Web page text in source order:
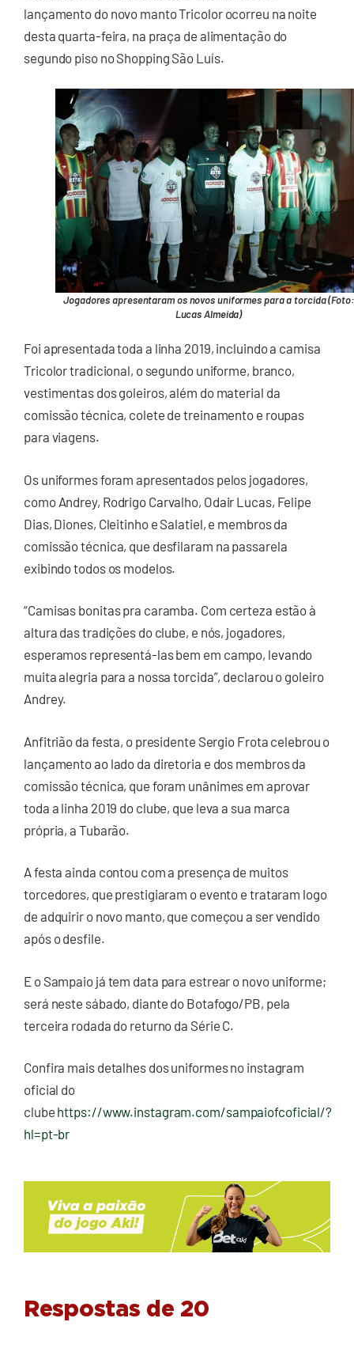
lançamento do novo manto Tricolor ocorreu na noite
desta quarta-feira, na praça de alimentação do
segundo piso no Shopping São Luís.
Jogadores apresentaram os novos uniformes para a torcida (Foto:
Lucas Almeida)
Foi apresentada toda a linha 2019, incluindo a camisa
Tricolor tradicional, o segundo uniforme, branco,
vestimentas dos goleiros, além do material da
comissão técnica, colete de treinamento e roupas
para viagens.
Os uniformes foram apresentados pelos jogadores,
como Andrey, Rodrigo Carvalho, Odair Lucas, Felipe
Dias, Diones, Cleitinho e Salatiel, e membros da
comissão técnica, que desfilaram na passarela
exibindo todos os modelos.
“Camisas bonitas pra caramba. Com certeza estão à
altura das tradições do clube, e nós, jogadores,
esperamos representá-las bem em campo, levando
muita alegria para a nossa torcida”, declarou o goleiro
Andrey.
Anfitrião da festa, o presidente Sergio Frota celebrou o
lançamento ao lado da diretoria e dos membros da
comissão técnica, que foram unânimes em aprovar
toda a linha 2019 do clube, que leva a sua marca
própria, a Tubarão.
A festa ainda contou com a presença de muitos
torcedores, que prestigiaram o evento e trataram logo
de adquirir o novo manto, que começou a ser vendido
após o desfile.
E o Sampaio já tem data para estrear o novo uniforme;
será neste sábado, diante do Botafogo/PB, pela
terceira rodada do returno da Série C.
Confira mais detalhes dos uniformes no instagram
oficial do
clube https://www.instagram.com/sampaiofcoficial/?
hl=pt-br
Respostas de 20